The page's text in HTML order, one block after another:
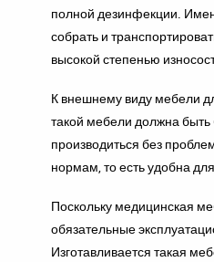
полной дезинфекции.
собрать и
высокой степенью
К внешнему виду мебели
такой мебели должна
производиться без
нормам, то есть удобна
Поскольку медицинская
обязательные
Изготавливается такая